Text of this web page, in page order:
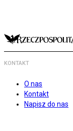
KONTAKT
O nas
Kontakt
Napisz do nas